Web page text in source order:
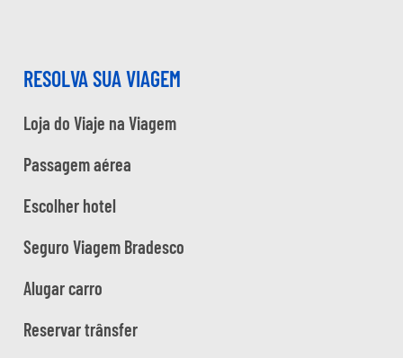
RESOLVA SUA VIAGEM
Loja do Viaje na Viagem
Passagem aérea
Escolher hotel
Seguro Viagem Bradesco
Alugar carro
Reservar trânsfer